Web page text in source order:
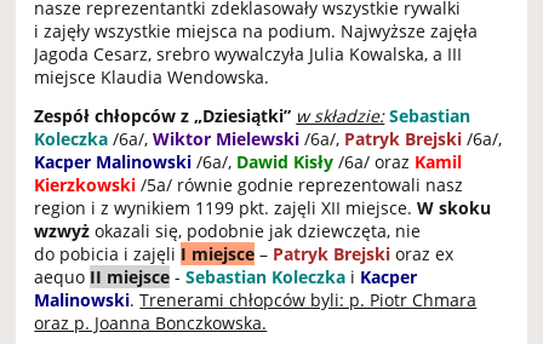
nasze reprezentantki zdeklasowały wszystkie rywalki
i zajęły wszystkie miejsca na podium. Najwyższe zajęła
Jagoda Cesarz, srebro wywalczyła Julia Kowalska, a III
miejsce Klaudia Wendowska.
Zespół chłopców z „Dziesiątki” w składzie: Sebastian
Koleczka /6a/,Wiktor Mielewski /6a/, Patryk Brejski /6a/,
Kacper Malinowski /6a/, Dawid Kisły /6a/ oraz Kamil
Kierzkowski /5a/ równie godnie reprezentowali nasz
region i z wynikiem 1199 pkt. zajęli XII miejsce.W skoku
wzwyż okazali się, podobnie jak dziewczęta, nie
do pobicia i zajęli I miejsce – Patryk Brejski oraz ex
aequo II miejsce -Sebastian Koleczka i Kacper
Malinowski.Trenerami chłopców byli: p. Piotr Chmara
oraz p. Joanna Bonczkowska.